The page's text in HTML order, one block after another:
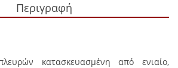
Περιγραφή
κατασκευασμένη από ενιαίο,